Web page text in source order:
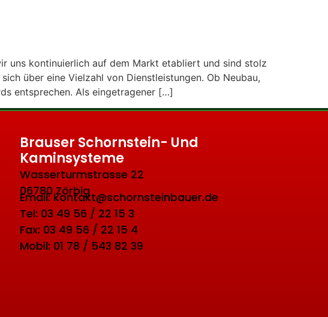
uns kontinuierlich auf dem Markt etabliert und sind stolz
über eine Vielzahl von Dienstleistungen. Ob Neubau,
entsprechen. Als eingetragener […]
Brauser Schornstein- Und
Kaminsysteme
Wasserturmstrasse 22
06780 Zörbig
Email: kontakt@schornsteinbauer.de
Tel: 03 49 56 / 22 15 3
Fax: 03 49 56 / 22 15 4
Mobil: 01 78 / 543 82 39